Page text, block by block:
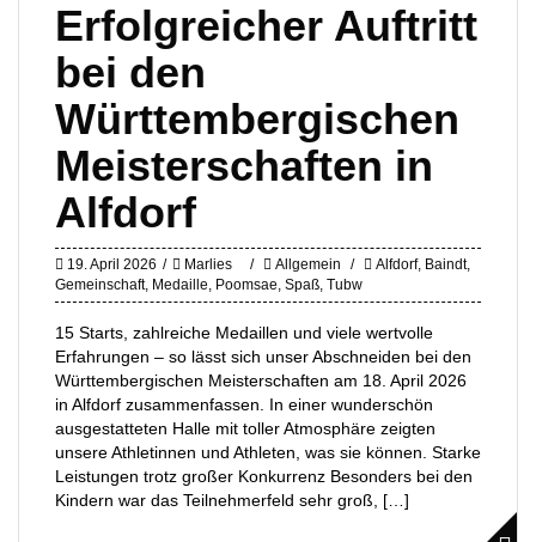
Erfolgreicher Auftritt
bei den
Württembergischen
Meisterschaften in
Alfdorf
19. April 2026 Marlies Allgemein Alfdorf, Baindt,
Gemeinschaft, Medaille, Poomsae, Spaß, Tubw
15 Starts, zahlreiche Medaillen und viele wertvolle
Erfahrungen – so lässt sich unser Abschneiden bei den
Württembergischen Meisterschaften am 18. April 2026
in Alfdorf zusammenfassen. In einer wunderschön
ausgestatteten Halle mit toller Atmosphäre zeigten
unsere Athletinnen und Athleten, was sie können. Starke
Leistungen trotz großer Konkurrenz Besonders bei den
Kindern war das Teilnehmerfeld sehr groß, […]